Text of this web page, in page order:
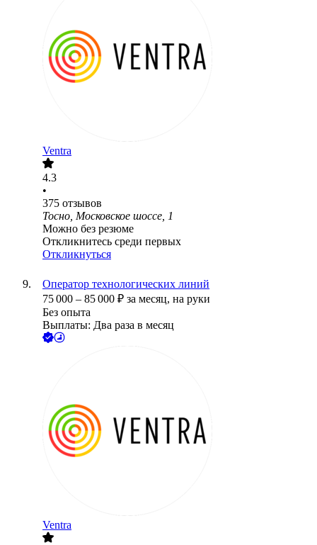
Ventra
4.3
•
375 отзывов
Тосно, Московское шоссе, 1
Можно без резюме
Откликнитесь среди первых
Откликнуться
Оператор технологических линий
75 000 – 85 000 ₽ за месяц, на руки
Без опыта
Выплаты: Два раза в месяц
Ventra